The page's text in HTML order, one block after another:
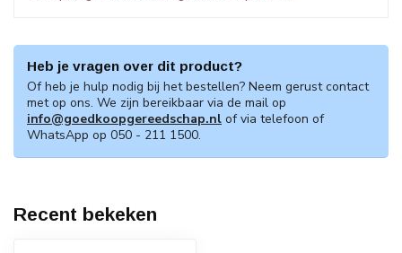
Heb je vragen over dit product?
Of heb je hulp nodig bij het bestellen? Neem gerust contact
met op ons. We zijn bereikbaar via de mail op
info@goedkoopgereedschap.nl of via telefoon of
WhatsApp op 050 - 211 1500.
Recent bekeken